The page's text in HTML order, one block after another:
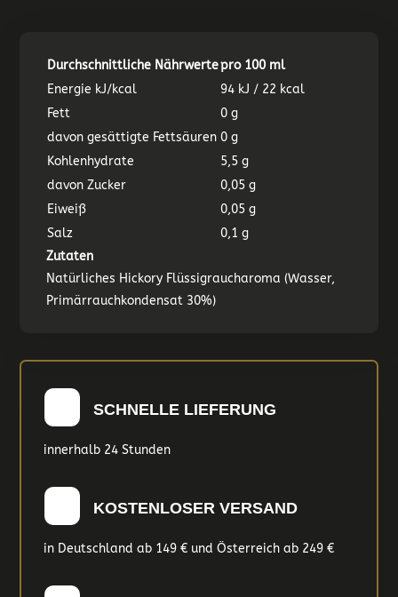
Durchschnittliche Nährwertepro 100 ml
Energie kJ/kcal
94 kJ / 22 kcal
Fett
0 g
davon gesättigte Fettsäuren 0 g
Kohlenhydrate
5,5 g
davon Zucker
0,05 g
Eiweiß
0,05 g
Salz
0,1 g
Zutaten
Natürliches Hickory Flüssigraucharoma (Wasser,
Primärrauchkondensat 30%)
SCHNELLE LIEFERUNG
innerhalb 24 Stunden
KOSTENLOSER VERSAND
in Deutschland ab 149 € und Österreich ab 249 €